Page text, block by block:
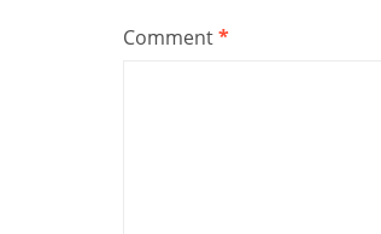
Comment*